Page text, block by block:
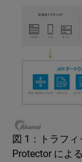
図 1：トラフィ
Protector によ